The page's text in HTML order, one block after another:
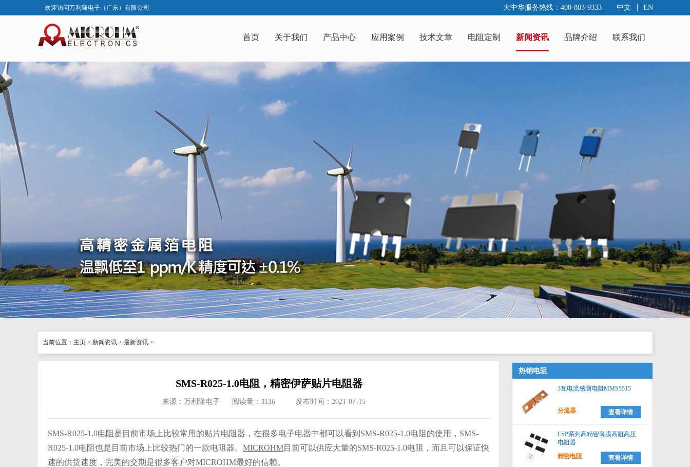
大中华服务热线：400-803-9333 中文 EN
欢迎访问万利隆电子（广东）有限公司
首页 关于我们 产品中心 应用案例 技术文章 电阻定制 新闻资讯 品牌介绍 联系我们
当前位置： 主页 > 新闻资讯 > 最新资讯 >
SMS-R025-1.0电阻，精密伊萨贴片电阻器
来源：万利隆电子 阅读量：3136 发布时间： 2021-07-15
SMS-R025-1.0电阻 是目前市场上比较常用的贴片电阻器 ，在很多电子电器中都可以看到 SMS-R025-1.0电阻的使用， SMS-
R025-1.0电阻也是目前市场上比较热门的一款电阻器。 MICROHM目前可以供应大量的SMS-R025-1.0电阻，而且可以保证快
速的供货速度，完美的交期是很多客户对MICROHM最好的信赖。
热销电阻
3瓦电流感测电阻MMS5515
分流器 查看详情
LSP系列高精密薄膜高阻高压
电阻器
精密电阻
查看详情